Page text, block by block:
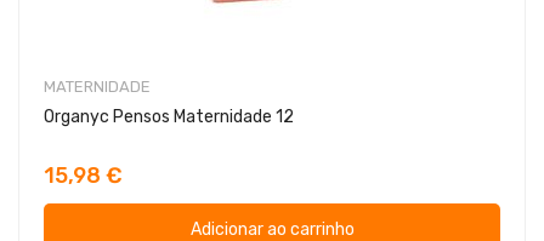
MATERNIDADE
Organyc Pensos Maternidade 12
15,98 €
Adicionar ao carrinho